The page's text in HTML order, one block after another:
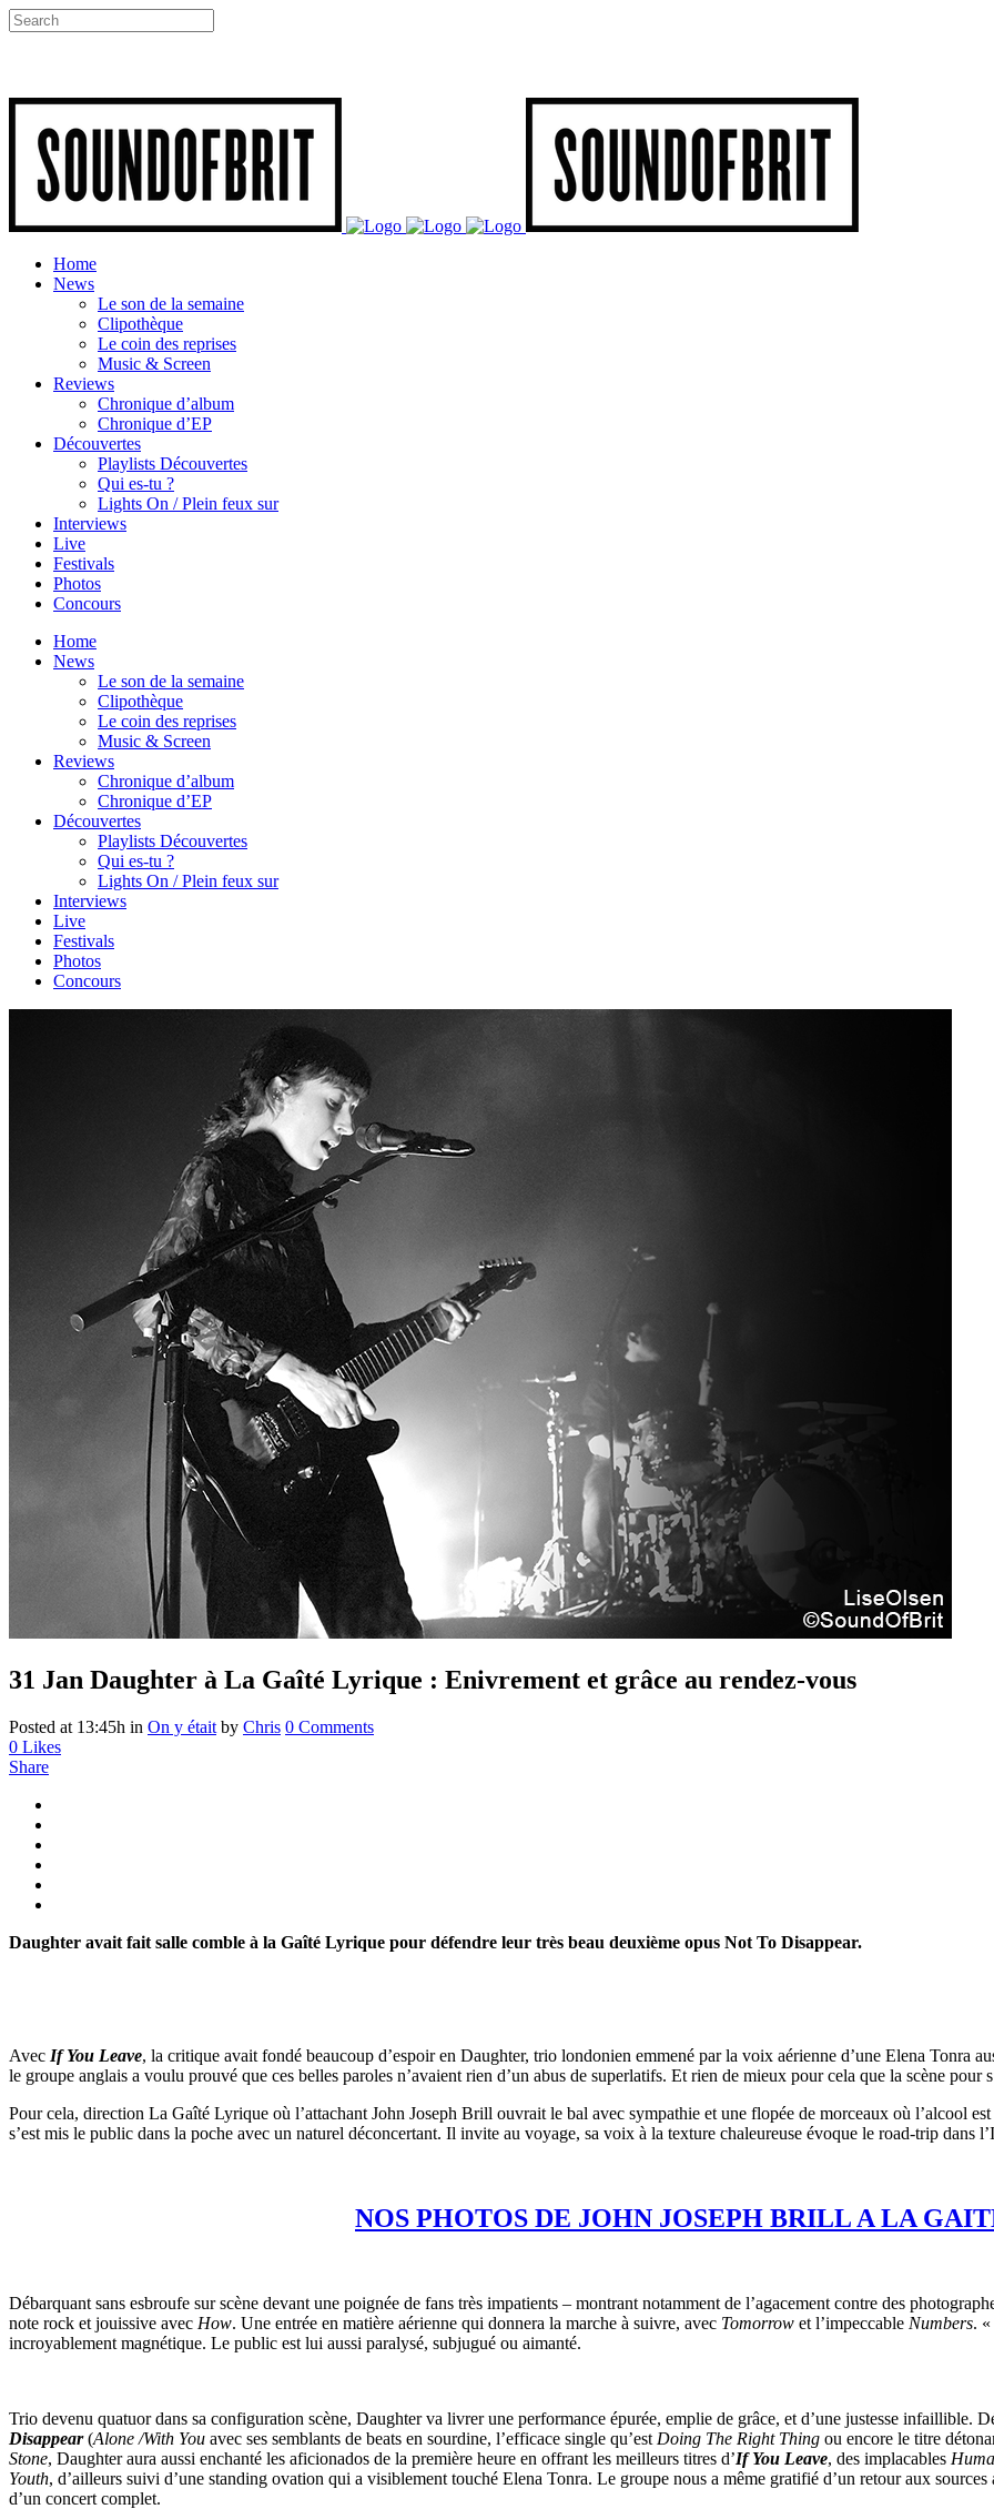
Home
News
Le son de la semaine
Clipothèque
Le coin des reprises
Music & Screen
Reviews
Chronique d’album
Chronique d’EP
Découvertes
Playlists Découvertes
Qui es-tu ?
Lights On / Plein feux sur
Interviews
Live
Festivals
Photos
Concours
Home
News
Le son de la semaine
Clipothèque
Le coin des reprises
Music & Screen
Reviews
Chronique d’album
Chronique d’EP
Découvertes
Playlists Découvertes
Qui es-tu ?
Lights On / Plein feux sur
Interviews
Live
Festivals
Photos
Concours
31 Jan Daughter à La Gaîté Lyrique : Enivrement et grâce au rendez-vous
Posted at 13:45h in On y était by Chris 0 Comments
0 Likes
Share
Daughter avait fait salle comble à la Gaîté Lyrique pour défendre leur très beau deuxième opus Not To Disappear.
Avec If You Leave, la critique avait fondé beaucoup d’espoir en Daughter, trio londonien emmené par la voix aérienne d’une Elena Tonra
le groupe anglais a voulu prouvé que ces belles paroles n’avaient rien d’un abus de superlatifs. Et rien de mieux pour cela que la scène pour
Pour cela, direction La Gaîté Lyrique où l’attachant John Joseph Brill ouvrait le bal avec sympathie et une flopée de morceaux où l’alcool
s’est mis le public dans la poche avec un naturel déconcertant. Il invite au voyage, sa voix à la texture chaleureuse évoque le road-trip dans
NOS PHOTOS DE JOHN JOSEPH BRILL A LA
Débarquant sans esbroufe sur scène devant une poignée de fans très impatients – montrant notamment de l’agacement contre des
note rock et jouissive avec How. Une entrée en matière aérienne qui donnera la marche à suivre, avec Tomorrow et l’impeccable Numbers. «
incroyablement magnétique. Le public est lui aussi paralysé, subjugué ou aimanté.
Trio devenu quatuor dans sa configuration scène, Daughter va livrer une performance épurée, emplie de grâce, et d’une justesse infaillible.
Disappear(Alone /With You avec ses semblants de beats en sourdine, l’efficace single qu’est Doing The Right Thing ou encore le titre
Stone, Daughter aura aussi enchanté les aficionados de la première heure en offrant les meilleurs titres d’If You Leave, des implacables
Youth, d’ailleurs suivi d’une standing ovation qui a visiblement touché Elena Tonra. Le groupe nous a même gratifié d’un retour aux sources
d’un concert complet.